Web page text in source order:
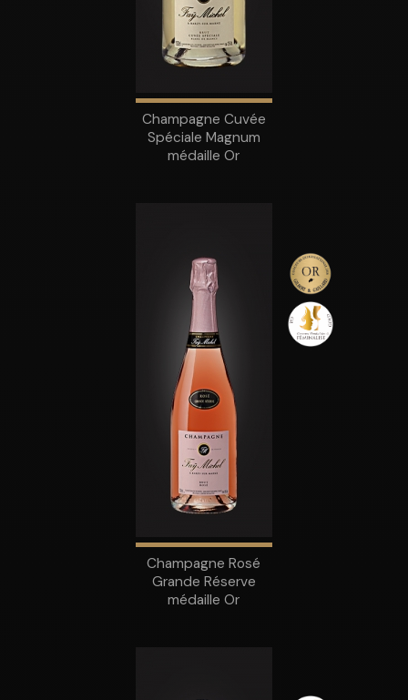
Champagne Cuvée
Spéciale Magnum
médaille Or
Champagne Rosé
Grande Réserve
médaille Or